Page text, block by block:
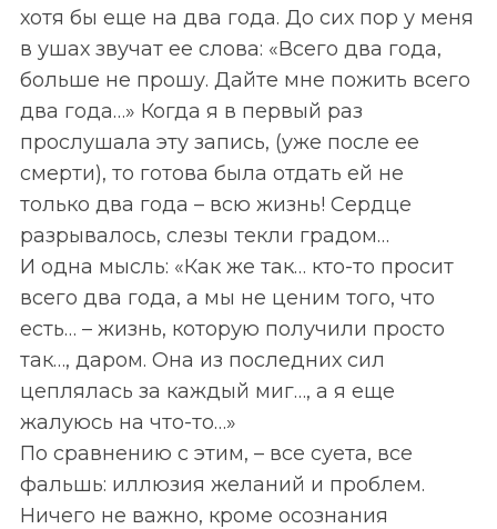
хотя бы еще на два года. До сих пор у меня
в ушах звучат ее слова: «Всего два года,
больше не прошу. Дайте мне пожить всего
два года…» Когда я в первый раз
прослушала эту запись, (уже после ее
смерти), то готова была отдать ей не
только два года – всю жизнь! Сердце
разрывалось, слезы текли градом…
И одна мысль: «Как же так… кто-то просит
всего два года, а мы не ценим того, что
есть… – жизнь, которую получили просто
так…, даром. Она из последних сил
цеплялась за каждый миг…, а я еще
жалуюсь на что-то…»
По сравнению с этим, – все суета, все
фальшь: иллюзия желаний и проблем.
Ничего не важно, кроме осознания